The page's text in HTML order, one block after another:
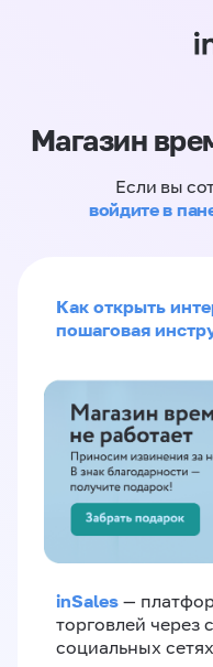
Магазин
Если вы
войдите в
Как открыть
пошаговая
inSales —
торговлей через
социальных